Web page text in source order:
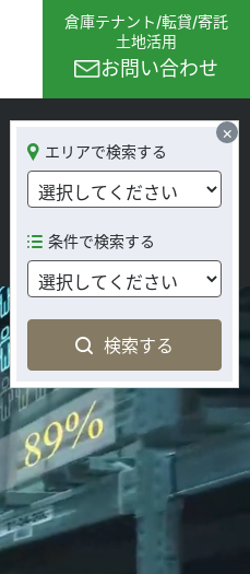
倉庫テナント/転貸/寄託
土地活用
お問い合わせ
×
エリアで検索する
条件で検索する
検索する